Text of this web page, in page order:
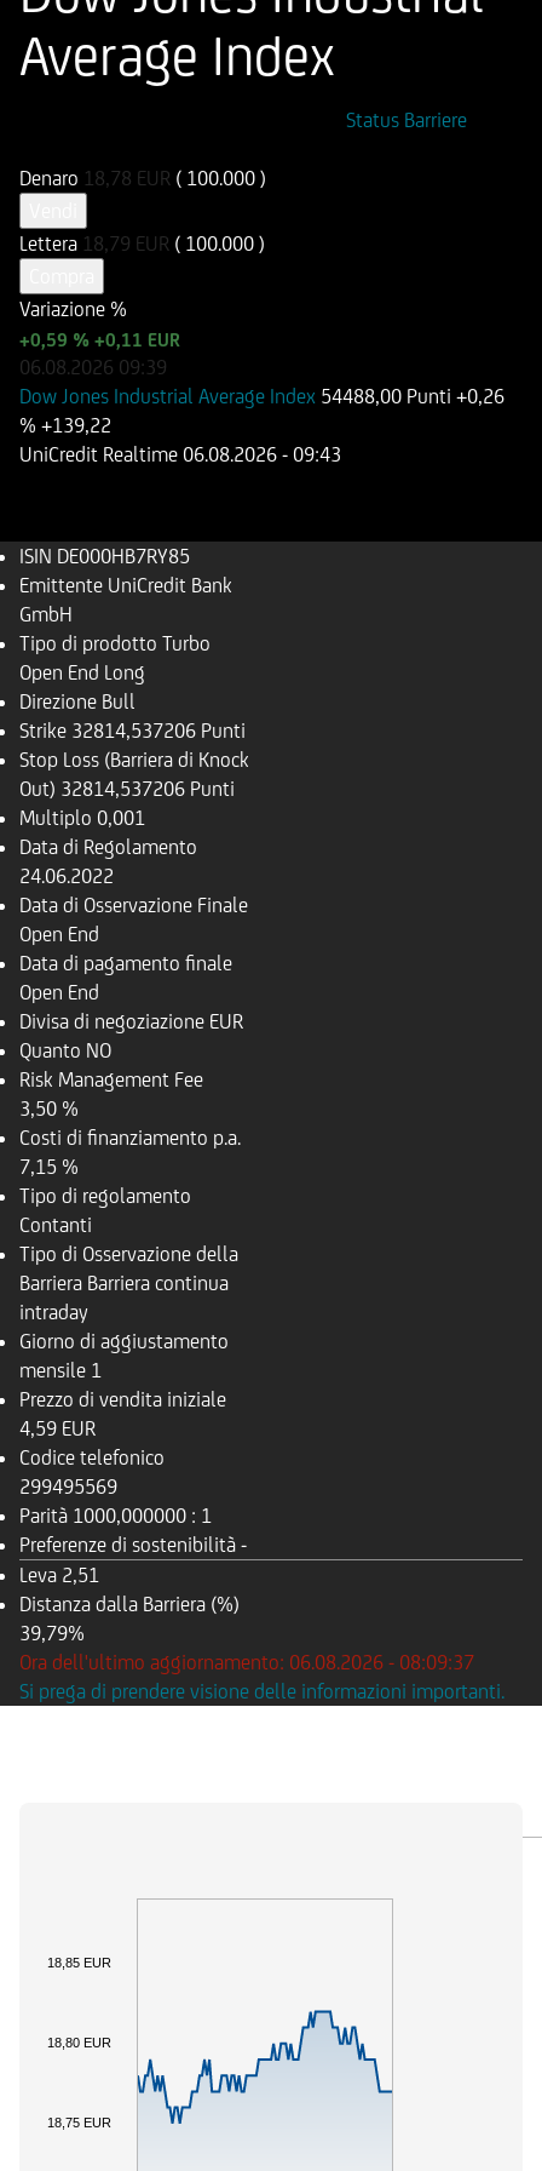
Average Index
Status Barriere
Denaro 18,78 EUR ( 100.000 )
Lettera 18,79 EUR ( 100.000 )
Variazione %
+0,59 % +0,11 EUR
06.08.2026 09:39
Dow Jones Industrial Average Index 54488,00 Punti +0,26
% +139,22
UniCredit Realtime 06.08.2026 - 09:43
ISIN DE000HB7RY85
Emittente UniCredit Bank
GmbH
Tipo di prodotto Turbo
Open End Long
Direzione Bull
Strike 32814,537206 Punti
Stop Loss (Barriera di Knock
Out) 32814,537206 Punti
Multiplo 0,001
Data di Regolamento
24.06.2022
Data di Osservazione Finale
Open End
Data di pagamento finale
Open End
Divisa di negoziazione EUR
Quanto NO
Risk Management Fee
3,50 %
Costi di finanziamento p.a.
7,15 %
Tipo di regolamento
Contanti
Tipo di Osservazione della
Barriera Barriera continua
intraday
Giorno di aggiustamento
mensile 1
Prezzo di vendita iniziale
4,59 EUR
Codice telefonico
299495569
Parità 1000,000000 : 1
Preferenze di sostenibilità -
Leva 2,51
Distanza dalla Barriera (%)
39,79%
Ora dell'ultimo aggiornamento: 06.08.2026 - 08:09:37
Si prega di prendere visione delle informazioni importanti.
18,75 EUR
18,80 EUR
18,85 EUR